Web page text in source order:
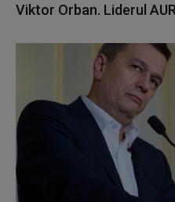
Viktor Orban. Liderul